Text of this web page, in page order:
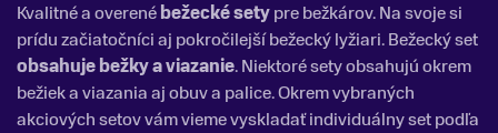
Kvalitné a overenébežecké setypre bežkárov. Na svoje si
prídu začiatočníci aj pokročilejší bežecký lyžiari. Bežecký set
obsahuje bežky a viazanie. Niektoré sety obsahujú okrem
bežiek a viazania aj obuv a palice. Okrem vybraných
akciových setov vám vieme vyskladať individuálny set podľa